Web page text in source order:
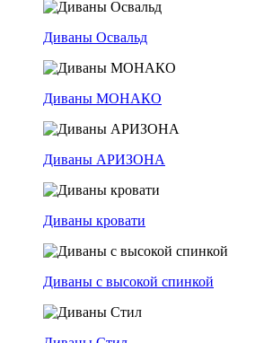
Диваны Освальд
Диваны МОНАКО
Диваны АРИЗОНА
Диваны кровати
Диваны с высокой спинкой